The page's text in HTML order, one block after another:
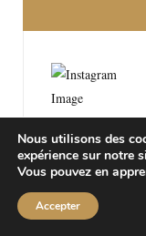
Nous utilisons des
expérience sur notre
Vous pouvez en
Accepter